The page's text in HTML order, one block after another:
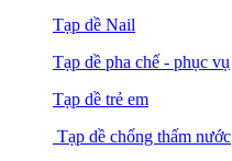
Tạp dề Nail
Tạp dề pha chế - phục vụ
Tạp dề trẻ em
Tạp dề chống thấm nước